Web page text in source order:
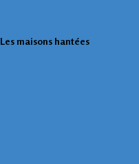
Les maisons hantées